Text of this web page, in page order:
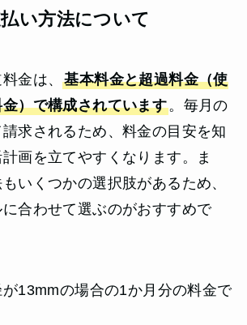
い方法について
金は、基本料金と超過料金（使
）で構成されています。毎月の
求されるため、料金の目安を知
画を立てやすくなります。ま
いくつかの選択肢があるため、
合わせて選ぶのがおすすめで
13mmの場合の1か月分の料金で